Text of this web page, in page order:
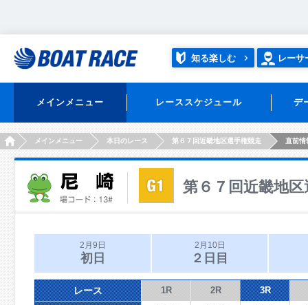
知る楽しむ レーサ
メインメニュー レーススケジュール デ
HOMEメインメニュー 本日のレース 第６７回近畿地区選手権競走 直前情
第６７回近畿地
2月9日
初日
2月10日
２日目
レース 1R 2R 3R